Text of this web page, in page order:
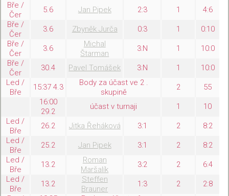
Bře /
Čer
5.6 Jan Pipek 2:3 1
4:6
Bře /
Čer
3.6 Zbyněk Jurča 0:3 1
0:10
Bře /
Čer
3.6
Michal
Štarman
3:N 1
10:0
Bře /
Čer
30.4 Pavel Tomášek 3:N 1
10:0
Led /
Bře
15:37 4.3
Body za účast ve 2 .
skupině
2
55
16:00
29.2
účast v turnaji 1
10
Led /
Bře
26.2 Jitka Řeháková 3:1 2
8:2
Led /
Bře
25.2 Jan Pipek 3:1 2
8:2
Led /
Bře
13.2
Roman
Maršalík
3:2 2
6:4
Led /
Bře
13.2
Steffen
Brauner
1:3 2
2:8